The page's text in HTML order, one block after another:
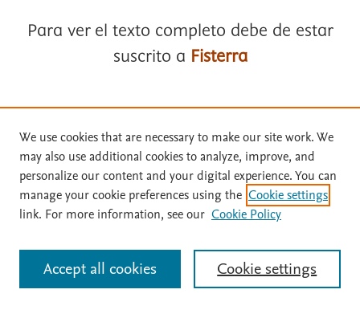
Términos y condiciones
Política de privacidad
Copyright ©
Elsevier España SLU, sus licenciantes y
colaboradores. Se reservan todos los derechos, incluidos los de minería
de texto y datos, entrenamiento de IA y tecnologías similares. Página
actualizada en: .
Para ver el texto completo debe de estar
suscrito a Fisterra
Solicite una prueba gratuita
Identificarse
We use cookies that are necessary to make our site work. We
may also use additional cookies to analyze, improve, and
personalize our content and your digital experience. You can
manage your cookie preferences using the Cookie settings
link. For more information, see our Cookie Policy
Cookie settings
Accept all cookies